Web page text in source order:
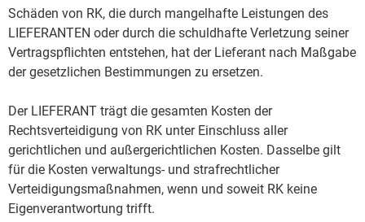
Schäden von RK, die durch mangelhafte Leistungen des
LIEFERANTEN oder durch die schuldhafte Verletzung seiner
Vertragspflichten entstehen, hat der Lieferant nach Maßgabe
der gesetzlichen Bestimmungen zu ersetzen.
Der LIEFERANT trägt die gesamten Kosten der
Rechtsverteidigung von RK unter Einschluss aller
gerichtlichen und außergerichtlichen Kosten. Dasselbe gilt
für die Kosten verwaltungs- und strafrechtlicher
Verteidigungsmaßnahmen, wenn und soweit RK keine
Eigenverantwortung trifft.